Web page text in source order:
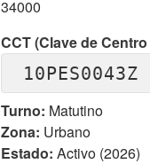
34000
CCT (Clave de
10PES0043Z
Turno: Matutino
Zona: Urbano
Estado: Activo (2026)